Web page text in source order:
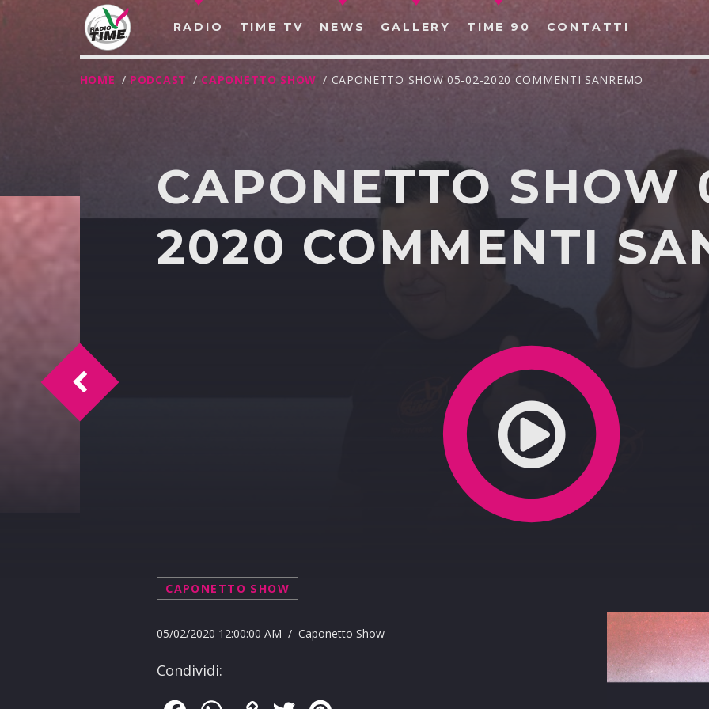
RADIO TIME TV NEWS GALLERY TIME 90 CONTATTI
CERCA NEL SITO WEB:
HOME / PODCAST / CAPONETTO SHOW / CAPONETTO SHOW 05-02-2020 COMMENTI SANREMO
CAPONETTO SHOW
2020 COMMENTI
CAPONETTO SHOW
05/02/2020 12:00:00 AM / Caponetto Show
Condividi:
Caponetto Show 24-02-2020